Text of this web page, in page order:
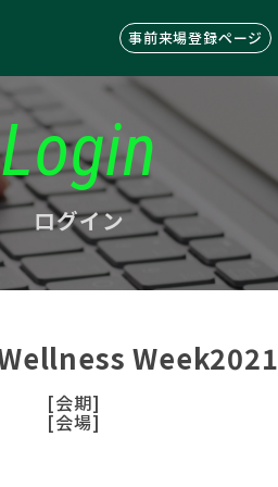
事前来場登録ページ
Login
ログイン
Week2021
[会期]
[会場]